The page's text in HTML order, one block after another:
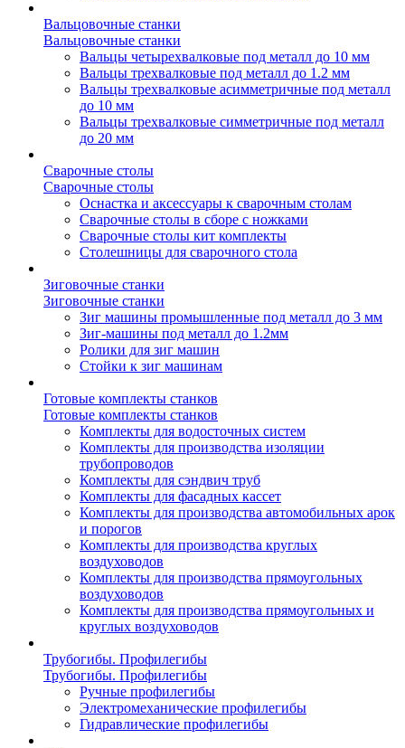
Вальцовочные станки
Вальцовочные станки
Вальцы четырехвалковые под металл до 10 мм
Вальцы трехвалковые под металл до 1.2 мм
Вальцы трехвалковые асимметричные под металл
до 10 мм
Вальцы трехвалковые симметричные под металл
до 20 мм
Сварочные столы
Сварочные столы
Оснастка и аксессуары к сварочным столам
Сварочные столы в сборе с ножками
Сварочные столы кит комплекты
Столешницы для сварочного стола
Зиговочные станки
Зиговочные станки
Зиг машины промышленные под металл до 3 мм
Зиг-машины под металл до 1.2мм
Ролики для зиг машин
Стойки к зиг машинам
Готовые комплекты станков
Готовые комплекты станков
Комплекты для водосточных систем
Комплекты для производства изоляции
трубопроводов
Комплекты для сэндвич труб
Комплекты для фасадных кассет
Комплекты для производства автомобильных арок
и порогов
Комплекты для производства круглых
воздуховодов
Комплекты для производства прямоугольных
воздуховодов
Комплекты для производства прямоугольных и
круглых воздуховодов
Трубогибы. Профилегибы
Трубогибы. Профилегибы
Ручные профилегибы
Электромеханические профилегибы
Гидравлические профилегибы